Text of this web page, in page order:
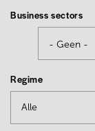
Business sectors
Regime